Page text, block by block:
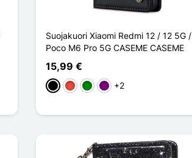
Suojakuori Xiaomi Redmi 12 / 12 5G /
Poco M6 Pro 5G CASEME CASEME
15,99 €
MustaPunainen
VihreäViolet+2